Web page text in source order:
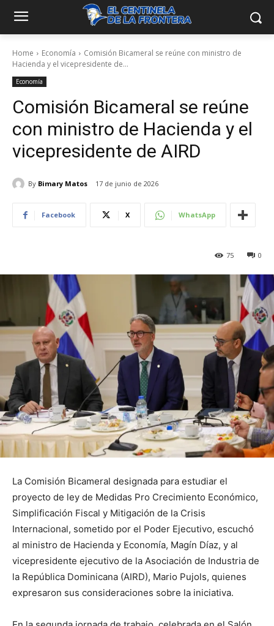
Home Economía
Comisión Bicameral se reúne con ministro de
Hacienda y el vicepresidente de...
Economía
Comisión Bicameral se reúne
con ministro de Hacienda y el
vicepresidente de AIRD
By Bimary Matos 17 de junio de 2026
Facebook X WhatsApp
0
75
La Comisión Bicameral designada para estudiar el
proyecto de ley de Medidas Pro Crecimiento Económico,
Simplificación Fiscal y Mitigación de la Crisis
Internacional, sometido por el Poder Ejecutivo, escuchó
al ministro de Hacienda y Economía, Magín Díaz, y al
vicepresidente ejecutivo de la Asociación de Industria de
la República Dominicana (AIRD), Mario Pujols, quienes
expresaron sus consideraciones sobre la iniciativa.